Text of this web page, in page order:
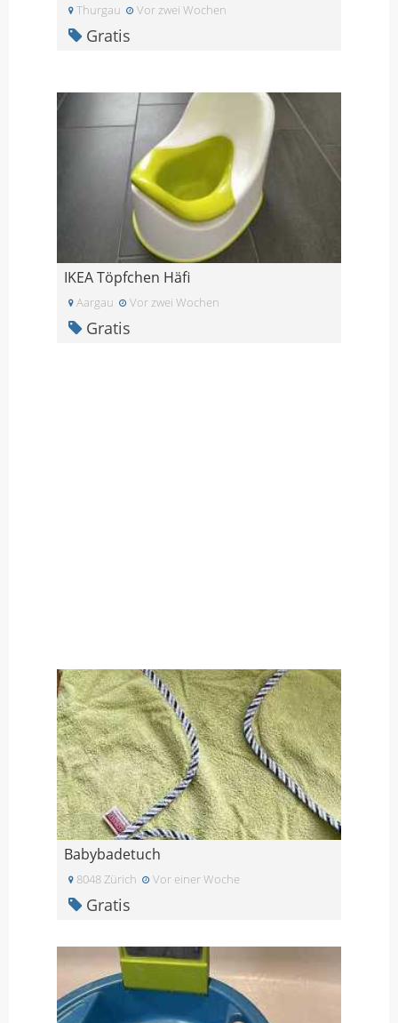
Thurgau Vor zwei Wochen
Gratis
IKEA Töpfchen Häfi
Aargau Vor zwei Wochen
Gratis
Babybadetuch
8048 Zürich Vor einer Woche
Gratis